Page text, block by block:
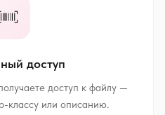
доступ
доступ к файлу —
классу или описанию.